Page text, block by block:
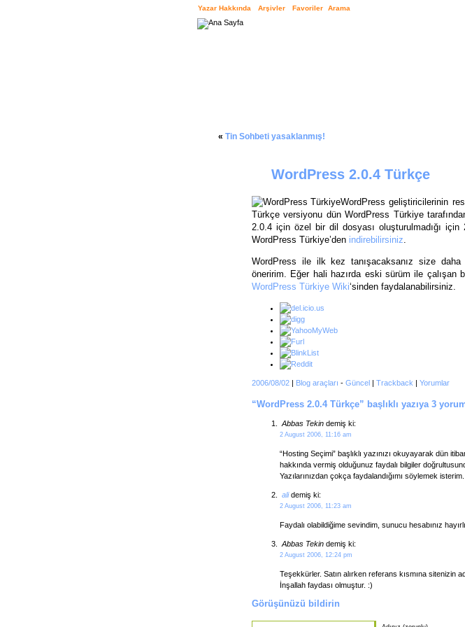
Yazar Hakkında Arşivler Favoriler Arama
« Tin Sohbeti yasaklanmış!
WordPress 2.0.4 Türkçe
WordPress geliştiricilerinin
Türkçe versiyonu dün WordPress Türkiye
2.0.4 için özel bir dil dosyası oluşturulmadığı
WordPress Türkiye’den indirebilirsiniz.
WordPress ile ilk kez tanışacaksanız size daha
öneririm. Eğer hali hazırda eski sürüm ile
WordPress Türkiye Wiki‘sinden faydalanabilirsiniz.
2006/08/02| Blog araçları - Güncel Trackback Yorumlar
“WordPress 2.0.4 Türkçe” başlıklı yazıya 3
Abbas Tekindemiş ki:
2 August 2006, 11:16 am
“Hosting Seçimi” başlıklı yazınızı okuyayarak dün
hakkında vermiş olduğunuz faydalı bilgiler
Yazılarınızdan çokça faydalandığımı söylemek
alidemiş ki:
2 August 2006, 11:23 am
Faydalı olabildiğime sevindim, sunucu hesabınız
Abbas Tekindemiş ki:
2 August 2006, 12:24 pm
Teşekkürler. Satın alırken referans kısmına sitenizin
İnşallah faydası olmuştur. :)
Görüşünüzü bildirin